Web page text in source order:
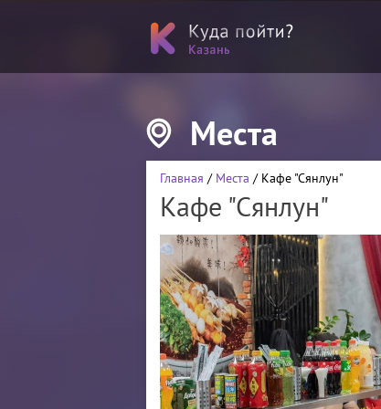
Места
Главная / Места / Кафе "Сянлун"
Кафе "Сянлун"